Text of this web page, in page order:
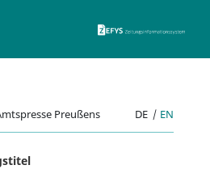
Preußens DE | EN